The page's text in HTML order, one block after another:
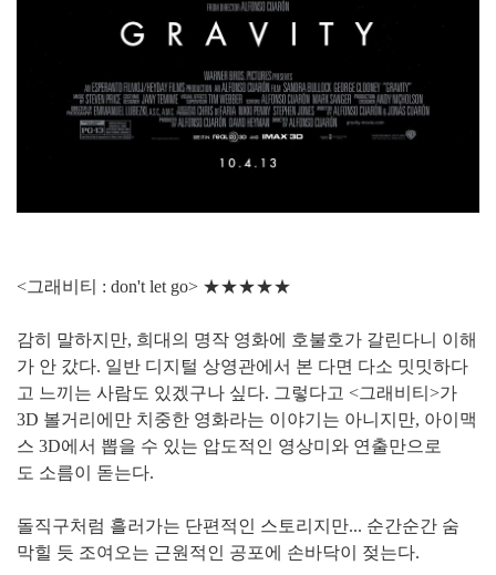
<그래비티 : don't let go> ★★★★★
감히 말하지만, 희대의 명작 영화에 호불호가 갈린다니 이해
가 안 갔다. 일반 디지털 상영관에서 본 다면 다소 밋밋하다
고 느끼는 사람도 있겠구나 싶다. 그렇다고 <그래비티>가
3D 볼거리에만 치중한 영화라는 이야기는 아니지만, 아이맥
스 3D에서 뽑을 수 있는 압도적인 영상미와 연출만으로
도 소름이 돋는다.
돌직구처럼 흘러가는 단편적인 스토리지만... 순간순간 숨
막힐 듯 조여오는 근원적인 공포에 손바닥이 젖는다.